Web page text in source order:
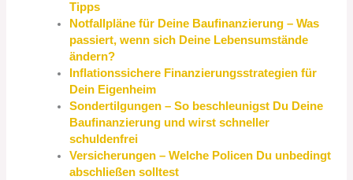
Tipps
Notfallpläne für Deine Baufinanzierung – Was
passiert, wenn sich Deine Lebensumstände
ändern?
Inflationssichere Finanzierungsstrategien für
Dein Eigenheim
Sondertilgungen – So beschleunigst Du Deine
Baufinanzierung und wirst schneller
schuldenfrei
Versicherungen – Welche Policen Du unbedingt
abschließen solltest